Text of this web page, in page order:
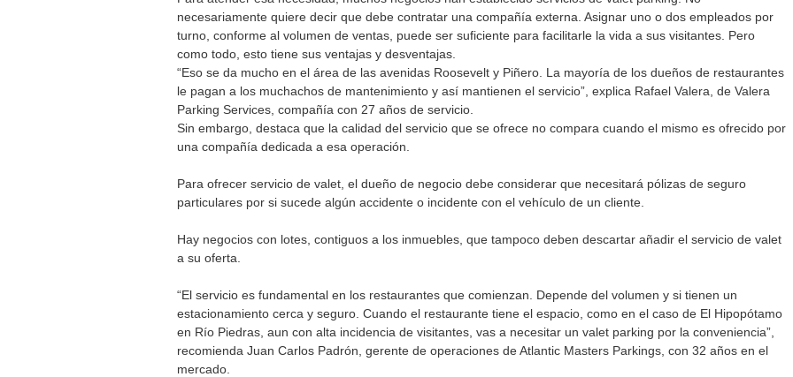
necesariamente quiere decir que debe contratar una compañía externa. Asignar uno o dos empleados por
turno, conforme al volumen de ventas, puede ser suficiente para facilitarle la vida a sus visitantes. Pero
como todo, esto tiene sus ventajas y desventajas.
“Eso se da mucho en el área de las avenidas Roosevelt y Piñero. La mayoría de los dueños de restaurantes
le pagan a los muchachos de mantenimiento y así mantienen el servicio”, explica Rafael Valera, de Valera
Parking Services, compañía con 27 años de servicio.
Sin embargo, destaca que la calidad del servicio que se ofrece no compara cuando el mismo es ofrecido por
una compañía dedicada a esa operación.
Para ofrecer servicio de valet, el dueño de negocio debe considerar que necesitará pólizas de seguro
particulares por si sucede algún accidente o incidente con el vehículo de un cliente.
Hay negocios con lotes, contiguos a los inmuebles, que tampoco deben descartar añadir el servicio de valet
a su oferta.
“El servicio es fundamental en los restaurantes que comienzan. Depende del volumen y si tienen un
estacionamiento cerca y seguro. Cuando el restaurante tiene el espacio, como en el caso de El Hipopótamo
en Río Piedras, aun con alta incidencia de visitantes, vas a necesitar un valet parking por la conveniencia”,
recomienda Juan Carlos Padrón, gerente de operaciones de Atlantic Masters Parkings, con 32 años en el
mercado.